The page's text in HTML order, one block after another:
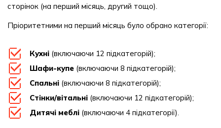
сторінок (на перший місяць, другий тощо).
Пріоритетними на перший місяць було обрано категорії:
Кухні (включаючи 12 підкатегорій);
Шафи-купе (включаючи 8 підкатегорій);
Спальні (включаючи 8 підкатегорій);
Стінки/вітальні (включаючи 12 підкатегорій);
Дитячі меблі (включаючи 4 підкатегорії).